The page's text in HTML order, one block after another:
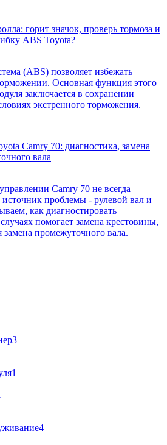
горит значок, проверь тормоза и
ABS Toyota?
(ABS) позволяет избежать
Основная функция этого
заключается в сохранении
экстренного торможения.
Camry 70: диагностика, замена
вала
Camry 70 не всегда
источник проблемы - рулевой вал и
как диагностировать
помогает замена крестовины,
замена промежуточного вала.
3
1
4